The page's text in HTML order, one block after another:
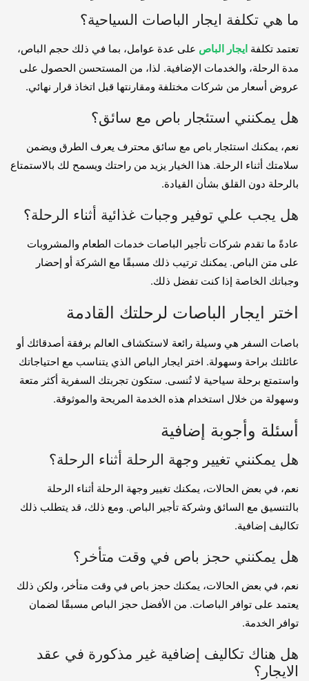
ما هي تكلفة ايجار الباصات السياحية؟
تعتمد تكلفة ايجار الباص على عدة عوامل، بما في ذلك حجم الباص،
مدة الرحلة، والخدمات الإضافية. لذا، من المستحسن الحصول على
عروض أسعار من شركات مختلفة ومقارنتها قبل اتخاذ قرار نهائي.
هل يمكنني استئجار باص مع سائق؟
نعم، يمكنك استئجار باص مع سائق محترف يعرف الطرق ويضمن
سلامتك أثناء الرحلة. هذا الخيار يزيد من راحتك ويسمح لك بالاستمتاع
بالرحلة دون القلق بشأن القيادة.
هل يجب علي توفير وجبات غذائية أثناء الرحلة؟
عادةً ما تقدم شركات تأجير الباصات خدمات الطعام والمشروبات
على متن الباص. يمكنك ترتيب ذلك مسبقًا مع الشركة أو إحضار
وجباتك الخاصة إذا كنت تفضل ذلك.
اختر ايجار الباصات لرحلتك القادمة
باصات السفر هي وسيلة رائعة لاستكشاف العالم برفقة أصدقائك أو
عائلتك براحة وسهولة. اختر ايجار الباص الذي يتناسب مع احتياجاتك
واستمتع برحلة سياحية لا تُنسى. ستكون تجربتك السفرية أكثر متعة
وسهولة من خلال استخدام هذه الخدمة المريحة والموثوقة.
أسئلة وأجوبة إضافية
هل يمكنني تغيير وجهة الرحلة أثناء الرحلة؟
نعم، في بعض الحالات، يمكنك تغيير وجهة الرحلة أثناء الرحلة
بالتنسيق مع السائق وشركة تأجير الباص. ومع ذلك، قد يتطلب ذلك
تكاليف إضافية.
هل يمكنني حجز باص في وقت متأخر؟
نعم، في بعض الحالات، يمكنك حجز باص في وقت متأخر، ولكن ذلك
يعتمد على توافر الباصات. من الأفضل حجز الباص مسبقًا لضمان
توافر الخدمة.
هل هناك تكاليف إضافية غير مذكورة في عقد
الايجار؟